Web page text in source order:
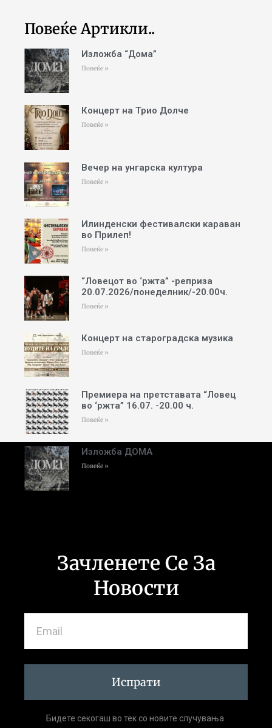
Повеќе Артикли..
Изложба “Дома”
Повеќе »
Концерт на Трио Долче
Повеќе »
Вечер на унгарска култура
Повеќе »
Илинденски фестивалски караван
во Прилеп!
Повеќе »
“Ловецот во ‘ржта” -реприза
20.07.2026/понеделник/-20.00ч.
Повеќе »
Концерт на староградска музика
Повеќе »
Премиера на претставата “Ловец
во ‘ржта” 16.07. -20.00 ч.
Повеќе »
Изложба ДОМА
Повеќе »
Зачленете Се За
Новости
Испрати
Бидете секогаш во тек со новите случувања